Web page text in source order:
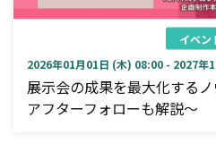
イベン
2026年01月01日 (木) 08:00 - 2027年
展示会の成果を最大化する
アフターフォローも解説～